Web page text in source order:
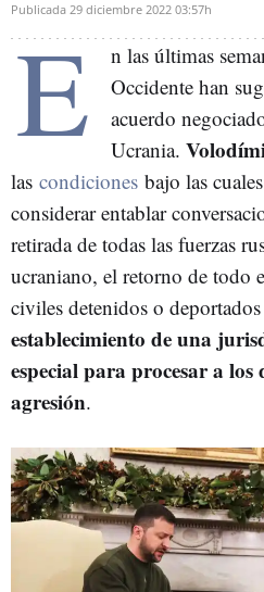
Publicada 29 diciembre 2022 03:57h
E
n las últimas
Occidente han
acuerdo
Ucrania.
las condiciones bajo las
considerar entablar
retirada de todas las fuerzas
ucraniano, el retorno de todo
civiles detenidos o
establecimiento de una
especial para procesar a
agresión.